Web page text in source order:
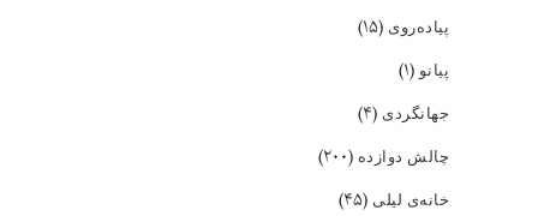
پیاده‌روی (۱۵)
پیانو(۱)
جهانگردی (۴)
چالش دوازده (۲۰۰)
خانه‌ی لیلی (۴۵)